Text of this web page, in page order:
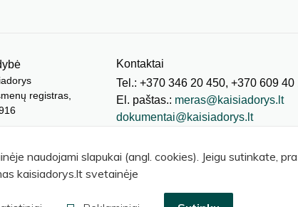
registras,
Kontaktai
Tel.: +370 346 20 450, +370 609 40
El. paštas.: meras@kaisiadorys.lt
dokumentai@kaisiadorys.lt
© 2026 Kaišiadorių rajono savivaldybė
naudojami slapukai (angl. cookies). Jeigu sutinkate,
kaisiadorys.lt svetainėje